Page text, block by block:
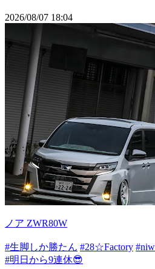
2026/08/07 18:04
ノア ZWR80W
#生脚しか勝たん #28☆Factory
#明日から9連休😎